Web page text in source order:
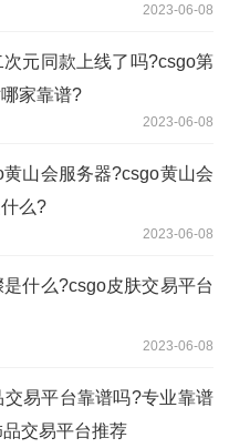
2023-06-08
元同款上线了吗?csgo第
家靠谱?
2023-06-08
山会服务器?csgo黄山会
么?
2023-06-08
什么?csgo皮肤交易平台
2023-06-08
交易平台靠谱吗?专业靠谱
交易平台推荐